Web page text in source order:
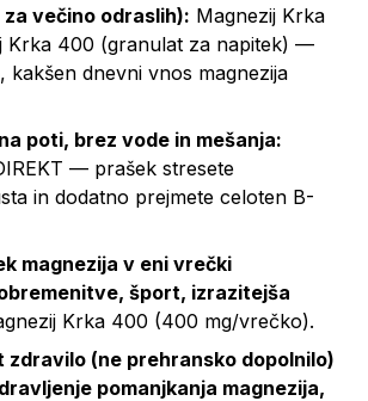
večino odraslih): Magnezij Krka
Krka 400 (granulat za napitek) —
kakšen dnevni vnos magnezija
poti, brez vode in mešanja:
— prašek stresete
in dodatno prejmete celoten B-
magnezija v eni vrečki
šport, izrazitejša
Krka 400 (400 mg/vrečko).
zdravilo (ne prehransko dopolnilo)
pomanjkanja magnezija,